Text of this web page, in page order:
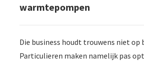
warmtepompen
Die business houdt trouwens niet op
Particulieren maken namelijk pas